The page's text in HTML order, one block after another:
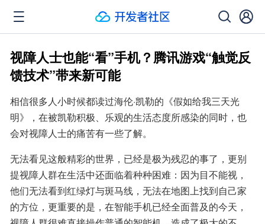
视障人士也能“看”手机？腾讯游戏“触觉反
馈技术”带来新可能
相信很多人小时候都读过海伦·凯勒的《假如给我三天光
明》，在被凯勒积极、乐观的生活态度所感染的同时，也
会对视障人士的痛苦有一些了解。
无法看见这般精彩的世界，已经是极为残忍的事了，更别
提视障人群在生活中还面临着种种困难：因为目不能视，
他们无法看到红绿灯与斑马线，无法在地图上找到自己家
的方位，更重要的是，在智能手机已经全面普及的今天，